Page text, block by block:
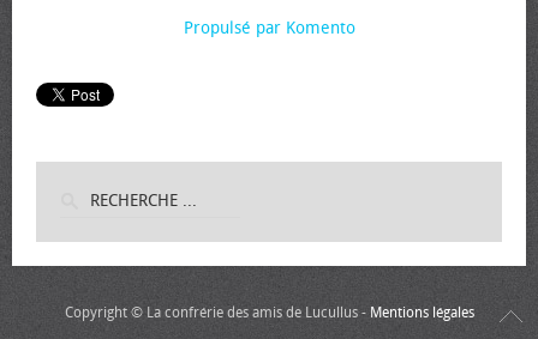
Propulsé par Komento
Copyright © La confrérie des amis de Lucullus - Mentions légales